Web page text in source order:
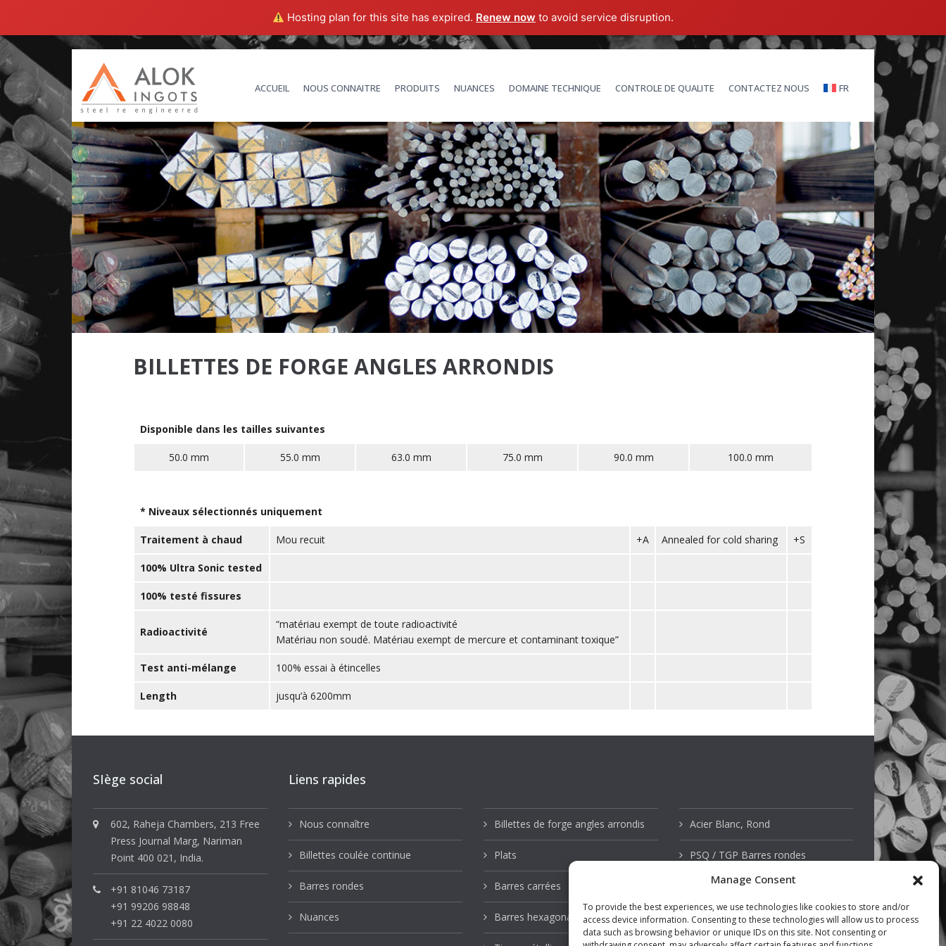
Hosting plan for this site has expired. Renew now to avoid service disruption.
Manage Consent
To provide the best experiences, we use technologies like cookies to store and/or
access device information. Consenting to these technologies will allow us to process
data such as browsing behavior or unique IDs on this site. Not consenting or
ACCUEIL NOUS CONNAITRE PRODUITS NUANCES DOMAINE TECHNIQUE CONTROLE DE QUALITE CONTACTEZ NOUS FR
BILLETTES DE FORGE ANGLES ARRONDIS
Disponible dans les tailles suivantes
50.0 mm 55.0 mm 63.0 mm 75.0 mm 90.0 mm 100.0 mm
* Niveaux sélectionnés uniquement
Traitement à chaud Mou recuit +A Annealed for cold sharing +S
100% Ultra Sonic tested
100% testé fissures
Radioactivité
“matériau exempt de toute radioactivité
Matériau non soudé. Matériau exempt de mercure et contaminant toxique”
Test anti-mélange 100% essai à étincelles
Length jusqu’à 6200mm
SIège social
602, Raheja Chambers, 213 Free
Press Journal Marg, Nariman
Point 400 021, India.
+91 81046 73187
+91 99206 98848
+91 22 4022 0080
Liens rapides
Nous connaître
Billettes coulée continue
Barres rondes
Nuances
Billettes de forge angles arrondis
Plats
Barres carrées
Barres hexagonales
Acier Blanc, Rond
PSQ / TGP Barres rondes
Acier Inoxydable
Domaine Technique